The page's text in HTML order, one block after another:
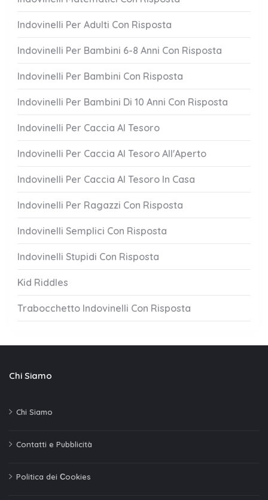
Indovinelli Per Adulti Con Risposta
Indovinelli Per Bambini 6-8 Anni Con Risposta
Indovinelli Per Bambini Con Risposta
Indovinelli Per Bambini Di 10 Anni Con Risposta
Indovinelli Per Caccia Al Tesoro
Indovinelli Per Caccia Al Tesoro All'Aperto
Indovinelli Per Caccia Al Tesoro In Casa
Indovinelli Per Ragazzi Con Risposta
Indovinelli Semplici Con Risposta
Indovinelli Stupidi Con Risposta
Kid Riddles
Trabocchetto Indovinelli Con Risposta
Chi Siamo
Chi Siamo
Contatti e Pubblicità
Politica dei Сookies